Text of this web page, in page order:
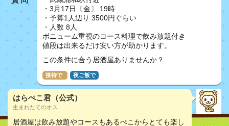
・3月17日〔金〕 19時
・予算1人辺り 3500円ぐらい
・人数 8人
ボニューム重視のコース料理で飲み放題付き
値段は出来るだけ安い方が助かります。
この条件に合う居酒屋ありませんか？
接待で 夜ご飯で
はらぺこ君（公式）
生まれたてのオス
居酒屋は飲み放題やコースもあるぺこからとても楽し